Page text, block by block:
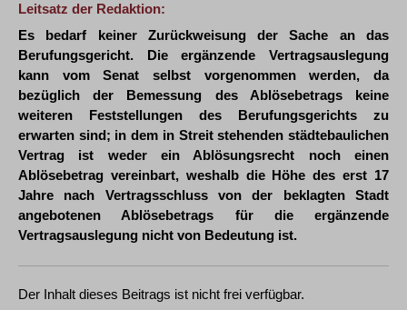
Leitsatz der Redaktion:
Es bedarf keiner Zurückweisung der Sache an das
Berufungsgericht. Die ergänzende Vertragsauslegung
kann vom Senat selbst vorgenommen werden, da
bezüglich der Bemessung des Ablösebetrags keine
weiteren Feststellungen des Berufungsgerichts zu
erwarten sind; in dem in Streit stehenden städtebaulichen
Vertrag ist weder ein Ablösungsrecht noch einen
Ablösebetrag vereinbart, weshalb die Höhe des erst 17
Jahre nach Vertragsschluss von der beklagten Stadt
angebotenen Ablösebetrags für die ergänzende
Vertragsauslegung nicht von Bedeutung ist.
Der Inhalt dieses Beitrags ist nicht frei verfügbar.